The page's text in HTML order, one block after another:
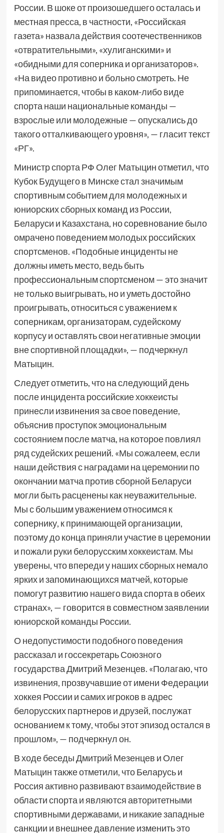
России. В шоке от произошедшего осталась и
местная пресса, в частности, «Российская
газета» назвала действия соотечественников
«отвратительными», «хулиганскими» и
«обидными для соперника и организаторов».
«На видео противно и больно смотреть. Не
припоминается, чтобы в каком-либо виде
спорта наши национальные команды —
взрослые или молодежные — опускались до
такого отталкивающего уровня», — гласит текст
«РГ».
Министр спорта РФ Олег Матыцин отметил, что
Кубок Будущего в Минске стал значимым
спортивным событием для молодежных и
юниорских сборных команд из России,
Беларуси и Казахстана, но соревнование было
омрачено поведением молодых российских
спортсменов. «Подобные инциденты не
должны иметь место, ведь быть
профессиональным спортсменом — это значит
не только выигрывать, но и уметь достойно
проигрывать, относиться с уважением к
соперникам, организаторам, судейскому
корпусу и оставлять свои негативные эмоции
вне спортивной площадки», — подчеркнул
Матыцин.
Следует отметить, что на следующий день
после инцидента российские хоккеисты
принесли извинения за свое поведение,
объяснив проступок эмоциональным
состоянием после матча, на которое повлиял
ряд судейских решений. «Мы сожалеем, если
наши действия с наградами на церемонии по
окончании матча против сборной Беларуси
могли быть расценены как неуважительные.
Мы с большим уважением относимся к
сопернику, к принимающей организации,
поэтому до конца приняли участие в церемонии
и пожали руки белорусским хоккеистам. Мы
уверены, что впереди у наших сборных немало
ярких и запоминающихся матчей, которые
помогут развитию нашего вида спорта в обеих
странах», — говорится в совместном заявлении
юниорской команды России.
О недопустимости подобного поведения
рассказал и госсекретарь Союзного
государства Дмитрий Мезенцев. «Полагаю, что
извинения, прозвучавшие от имени Федерации
хоккея России и самих игроков в адрес
белорусских партнеров и друзей, послужат
основанием к тому, чтобы этот эпизод остался в
прошлом», — подчеркнул он.
В ходе беседы Дмитрий Мезенцев и Олег
Матыцин также отметили, что Беларусь и
Россия активно развивают взаимодействие в
области спорта и являются авторитетными
спортивными державами, и никакие западные
санкции и внешнее давление изменить это